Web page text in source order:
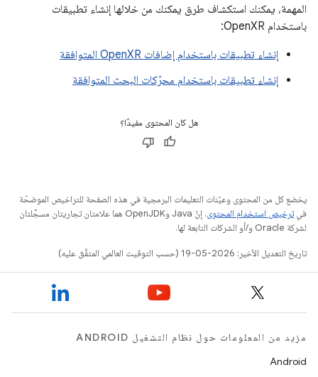
المهمة، يمكنك استكشاف طرق يمكنك من خلالها إنشاء تطبيقات
باستخدام OpenXR:
إنشاء تطبيقات باستخدام إضافات OpenXR المتوافقة
إنشاء تطبيقات باستخدام محرّكات البحث المتوافقة
هل كان المحتوى مفيدًا؟
يخضع كل من المحتوى وعيّنات التعليمات البرمجية في هذه الصفحة للتراخيص الموضحّة
فيترخيص استخدام المحتوى
. إنّ Java وOpenJDK هما علامتان تجاريتان مسجَّلتان
لشركة Oracle و/أو الشركات التابعة لها.
تاريخ التعديل الأخير: 2026-05-19 (حسب التوقيت العالمي المتفَّق عليه)
مزيد من المعلومات حول نظام التشغيل ANDROID
Android